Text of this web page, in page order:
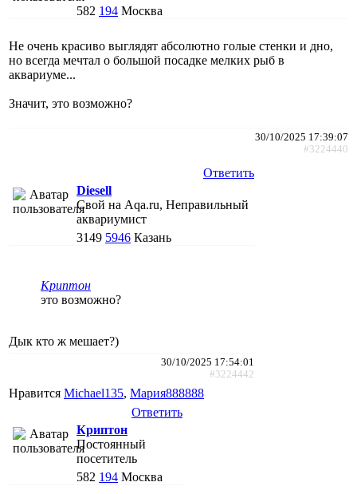
582 194 Москва
Не очень красиво выглядят абсолютно голые стенки и дно,
но всегда мечтал о большой посадке мелких рыб в
аквариуме...
Значит, это возможно?
30/10/2025 17:39:07
#3224440
Ответить
Diesell
Свой на Aqa.ru, Неправильный
аквариумист
3149 5946 Казань
Криптон
это возможно?
Дык кто ж мешает?)
30/10/2025 17:54:01
#3224442
Нравится Michael135, Мария888888
Ответить
Криптон
Постоянный
посетитель
582 194 Москва